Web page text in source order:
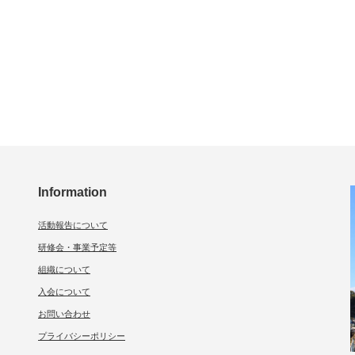
Information
活動報告について
研修会・事業予定等
組織について
入会について
お問い合わせ
プライバシーポリシー